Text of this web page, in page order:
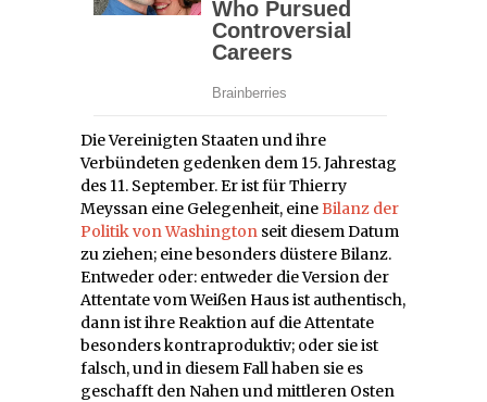
Die Vereinigten Staaten und ihre
Verbündeten gedenken dem 15. Jahrestag
des 11. September. Er ist für Thierry
Meyssan eine Gelegenheit, eineBilanz der
Politik von Washington seit diesem Datum
zu ziehen; eine besonders düstere Bilanz.
Entweder oder: entweder die Version der
Attentate vom Weißen Haus ist authentisch,
dann ist ihre Reaktion auf die Attentate
besonders kontraproduktiv; oder sie ist
falsch, und in diesem Fall haben sie es
geschafft den Nahen und mittleren Osten